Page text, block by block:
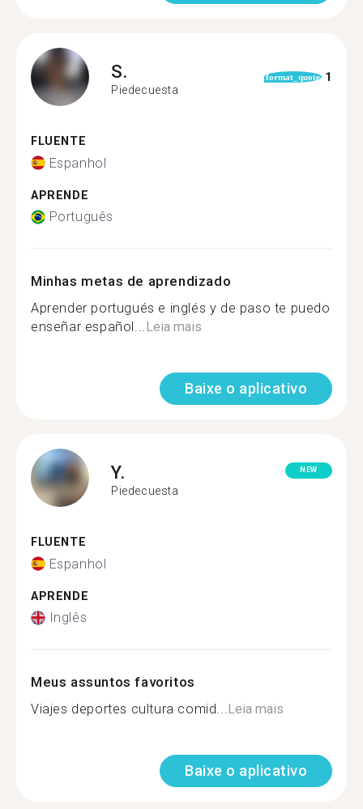
S.
Piedecuesta
format_quote 1
FLUENTE
Espanhol
APRENDE
Português
Minhas metas de aprendizado
Aprender portugués e inglés y de paso te puedo
enseñar español...Leia mais
Baixe o aplicativo
Y.
Piedecuesta
NEW
FLUENTE
Espanhol
APRENDE
Inglês
Meus assuntos favoritos
Viajes deportes cultura comid...Leia mais
Baixe o aplicativo